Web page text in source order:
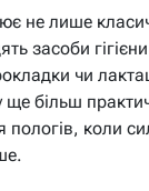
не лише
засоби
чи
ще більш
пологів, коли